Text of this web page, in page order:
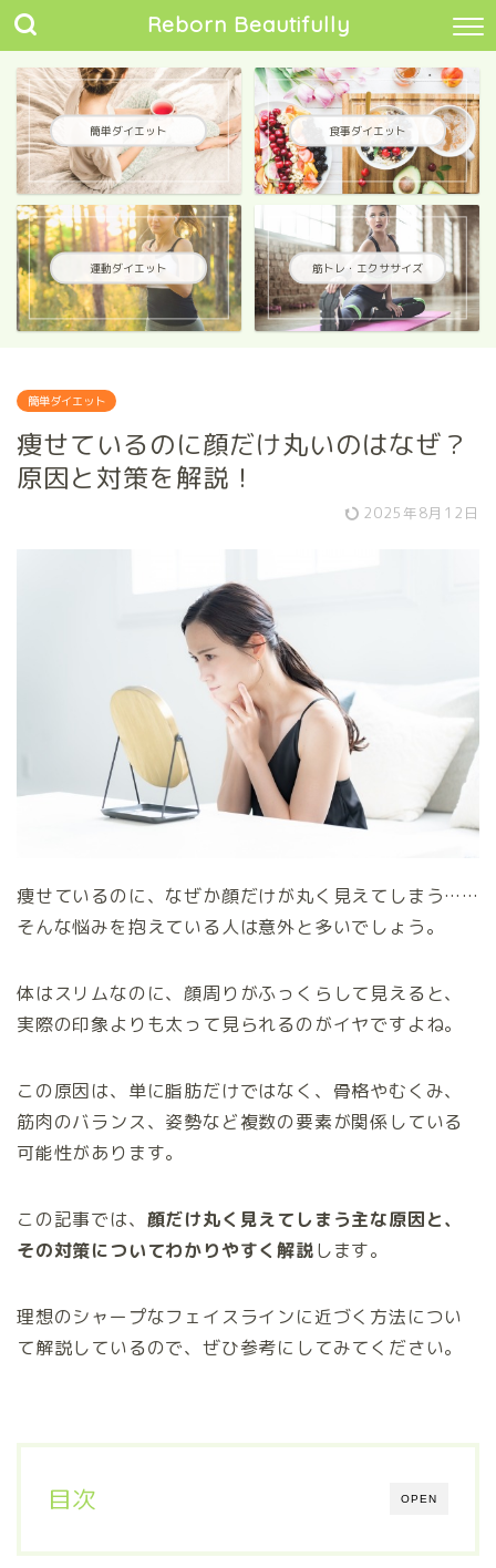
Reborn Beautifully
簡単ダイエット 食事ダイエット
運動ダイエット 筋トレ・エクササイズ
簡単ダイエット
痩せているのに顔だけ丸いのはなぜ？
原因と対策を解説！
2025年8月12日
痩せているのに、なぜか顔だけが丸く見えてしまう……
そんな悩みを抱えている人は意外と多いでしょう。
体はスリムなのに、顔周りがふっくらして見えると、
実際の印象よりも太って見られるのがイヤですよね。
この原因は、単に脂肪だけではなく、骨格やむくみ、
筋肉のバランス、姿勢など複数の要素が関係している
可能性があります。
この記事では、 顔だけ丸く見えてしまう主な原因と、
その対策についてわかりやすく解説します。
理想のシャープなフェイスラインに近づく方法につい
て解説しているので、ぜひ参考にしてみてください。
OPEN
目次